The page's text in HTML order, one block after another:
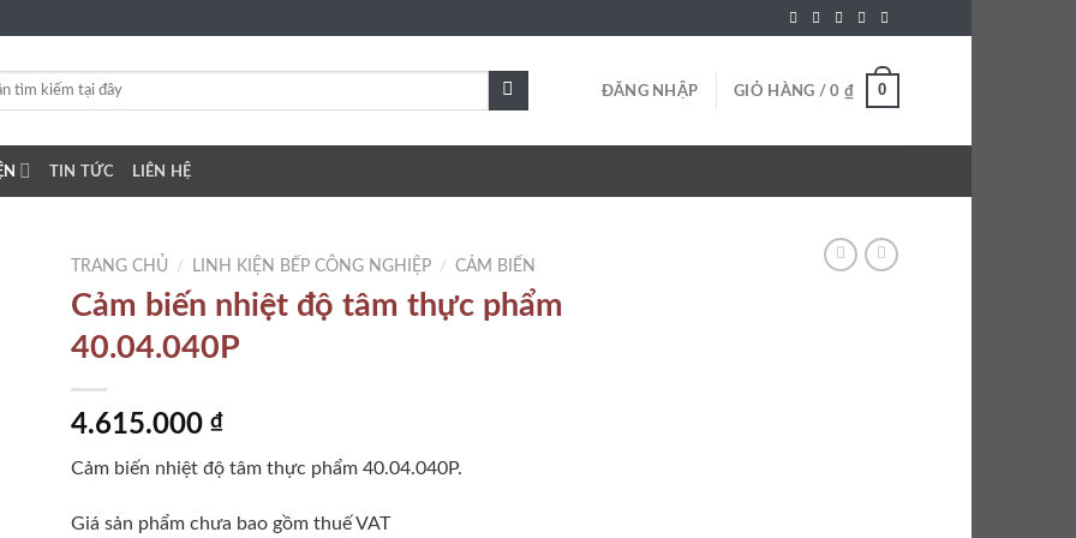
ĐĂNG NHẬP GIỎ HÀNG /0 ₫ 0
TIN TỨC LIÊN HỆ
TRANG CHỦ / LINH KIỆN BẾP CÔNG NGHIỆP / CẢM BIẾN
Cảm biến nhiệt độ tâm thực phẩm
40.04.040P
4.615.000 ₫
Cảm biến nhiệt độ tâm thực phẩm 40.04.040P.
Giá sản phẩm chưa bao gồm thuế VAT